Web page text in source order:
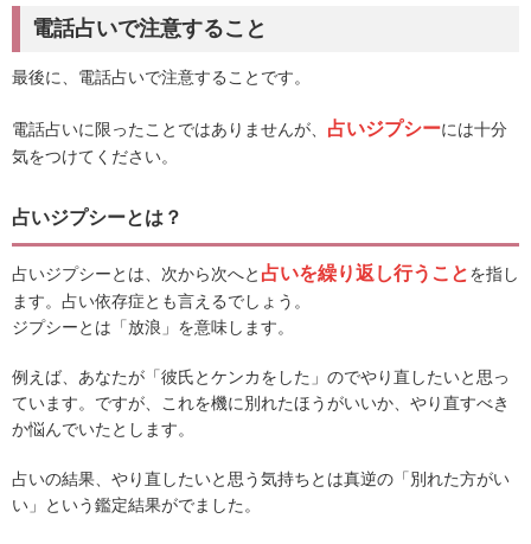
電話占いで注意すること
最後に、電話占いで注意することです。
電話占いに限ったことではありませんが、 占いジプシーには十分
気をつけてください。
占いジプシーとは？
占いジプシーとは、次から次へと 占いを繰り返し行うことを指し
ます。占い依存症とも言えるでしょう。
ジプシーとは「放浪」を意味します。
例えば、あなたが「彼氏とケンカをした」のでやり直したいと思っ
ています。ですが、これを機に別れたほうがいいか、やり直すべき
か悩んでいたとします。
占いの結果、やり直したいと思う気持ちとは真逆の「別れた方がい
い」という鑑定結果がでました。